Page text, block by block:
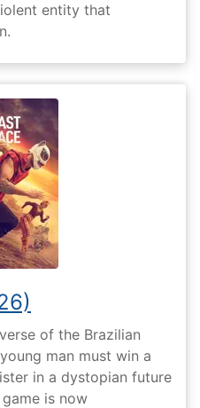
entity that
of the Brazilian
man must win a
in a dystopian future
is now